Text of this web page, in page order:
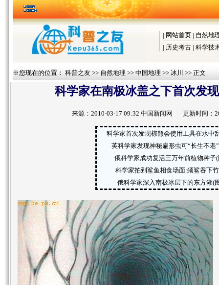
| 网站首页 | 自然地
| 历史考古 | 科学技
※您现在的位置： 科普之友 >> 自然地理 >> 中国地理 >> 冰川 >> 正文
科学家在南极冰盖之下首次发
来源： 2010-03-17 09:32 中国新闻网 更新时间：
科学家首次发现棕熊会使用工具在水中
英科学家发现神秘扁形虫可“长生不老
俄科学家成功复活三万年前植物种子(
科学家拍到鲨鱼相食场面:须鲨吞下
俄科学家深入南极冰层下的东方湖(